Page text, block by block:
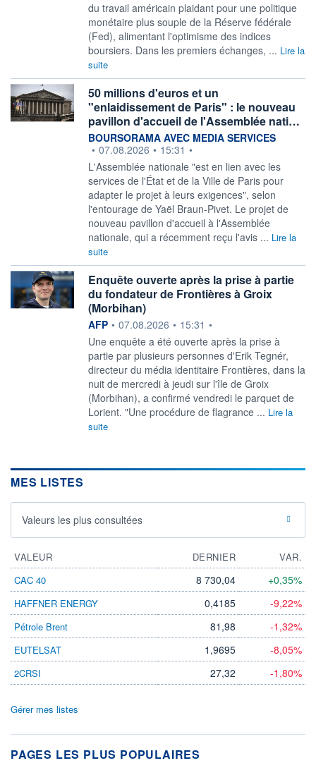
du travail américain plaidant pour une politique
monétaire plus souple de la Réserve fédérale
(Fed), alimentant l'optimisme des indices
boursiers. Dans les premiers échanges, ... Lire la
suite
50 millions d'euros et un
"enlaidissement de Paris" : le nouveau
pavillon d'accueil de l'Assemblée nati…
information fournie par
BOURSORAMA AVEC MEDIA SERVICES
• 07.08.2026 • 15:31 •
L'Assemblée nationale "est en lien avec les
services de l'État et de la Ville de Paris pour
adapter le projet à leurs exigences", selon
l'entourage de Yaël Braun-Pivet. Le projet de
nouveau pavillon d'accueil à l'Assemblée
nationale, qui a récemment reçu l'avis ... Lire la
suite
Enquête ouverte après la prise à partie
du fondateur de Frontières à Groix
(Morbihan)
information fournie par
AFP • 07.08.2026 • 15:31 •
Une enquête a été ouverte après la prise à
partie par plusieurs personnes d'Erik Tegnér,
directeur du média identitaire Frontières, dans la
nuit de mercredi à jeudi sur l'île de Groix
(Morbihan), a confirmé vendredi le parquet de
Lorient. "Une procédure de flagrance ... Lire la
suite
MES LISTES
Valeurs les plus consultées
VALEUR DERNIER
VAR.
CAC 40
8 730,04 +0,35%
HAFFNER ENERGY 0,4185 -9,22%
Pétrole Brent 81,98 -1,32%
EUTELSAT 1,9695 -8,05%
2CRSI 27,32 -1,80%
Gérer mes listes
PAGES LES PLUS POPULAIRES